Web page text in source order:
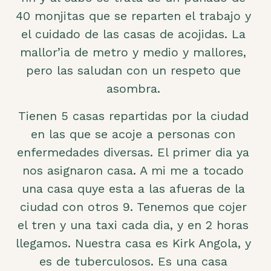
40 monjitas que se reparten el trabajo y
el cuidado de las casas de acojidas. La
mallor’ia de metro y medio y mallores,
pero las saludan con un respeto que
asombra.
Tienen 5 casas repartidas por la ciudad
en las que se acoje a personas con
enfermedades diversas. El primer dia ya
nos asignaron casa. A mi me a tocado
una casa quye esta a las afueras de la
ciudad con otros 9. Tenemos que cojer
el tren y una taxi cada dia, y en 2 horas
llegamos. Nuestra casa es Kirk Angola, y
es de tuberculosos. Es una casa